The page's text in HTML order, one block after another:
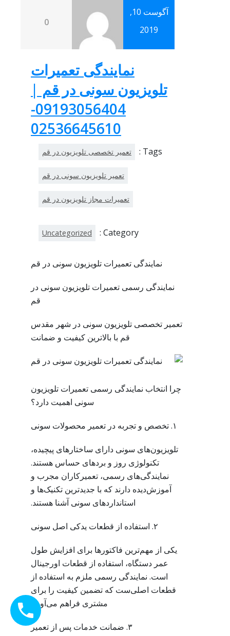
آگوست 10,
2019
0
نمایندگی تعمیرات
تلویزیون سونی در قم |
09193056404-
02536645610
Tags : تعمیر تخصصی تلویزیون در قم
تعمیر تلویزیون سونی در قم
تعمیرات مجاز تلویزیون در قم
Category :
Uncategorized
نمایندگی تعمیرات تلویزیون سونی در قم
نمایندگی رسمی تعمیرات تلویزیون سونی در
قم
تعمیر تخصصی تلویزیون سونی در شهر مقدس
قم با بالاترین کیفیت و ضمانت
چرا انتخاب نمایندگی رسمی تعمیرات تلویزیون
سونی اهمیت دارد؟
۱. تخصص و تجربه در تعمیر محصولات سونی
تلویزیون‌های سونی دارای ساختارهای پیچیده،
تکنولوژی روز و بردهای حساس هستند.
نمایندگی‌های رسمی، تعمیرکاران مجرب و
آموزش‌دیده دارند که با جدیدترین تکنیک‌ها و
استانداردهای سونی آشنا هستند.
۲. استفاده از قطعات یدکی اصل سونی
یکی از مهم‌ترین فاکتورها برای افزایش طول
عمر دستگاه، استفاده از قطعات اورجینال
است. نمایندگی رسمی ملزم به استفاده از
قطعات اصلی‌ست که تضمین کیفیت را برای
مشتری فراهم می‌آورد.
۳. ضمانت خدمات پس از تعمیر